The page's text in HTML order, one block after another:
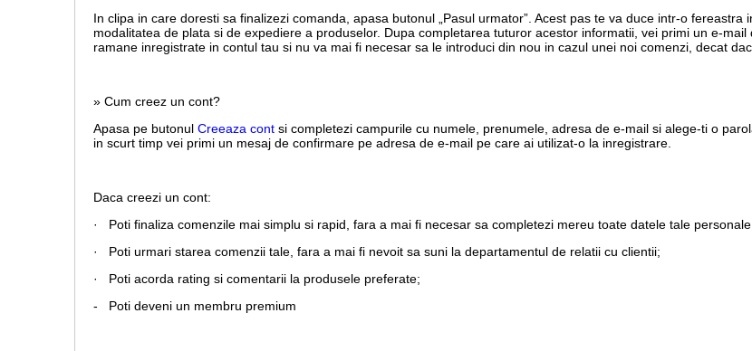
In clipa in care doresti sa finalizezi comanda, apasa butonul „Pasul urmator”. Acest pas te va duce intr-o
modalitatea de plata si de expediere a produselor. Dupa completarea tuturor acestor informatii, vei primi un e-
ramane inregistrate in contul tau si nu va mai fi necesar sa le introduci din nou in cazul unei noi comenzi, decat
» Cum creez un cont?
Apasa pe butonul Creeaza cont si completezi campurile cu numele, prenumele, adresa de e-mail si alege-ti o
in scurt timp vei primi un mesaj de confirmare pe adresa de e-mail pe care ai utilizat-o la inregistrare.
Daca creezi un cont:
· Poti finaliza comenzile mai simplu si rapid, fara a mai fi necesar sa completezi mereu toate datele tale
· Poti urmari starea comenzii tale, fara a mai fi nevoit sa suni la departamentul de relatii cu clientii;
· Poti acorda rating si comentarii la produsele preferate;
- Poti deveni un membru premium